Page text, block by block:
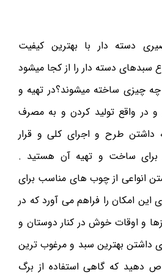
دسته دار با بهترین کیفیت
سبدهای دسته دار را از کجا میشود
چه چیزی ساخته میشوند؟در تهیه و
در واقع تولید کردن و به مصرف
داشتن طرح و اجرای کلی و قرار
ساخت و تهیه آن هستید .
انواعی از چوب های مناسب برای
امکان را فراهم می آورد که در
و اوقات خوش در کنار دوستان و
داشتن بهترین سبد و مرغوب ترین
دهید که گاهی استفاده از برگ